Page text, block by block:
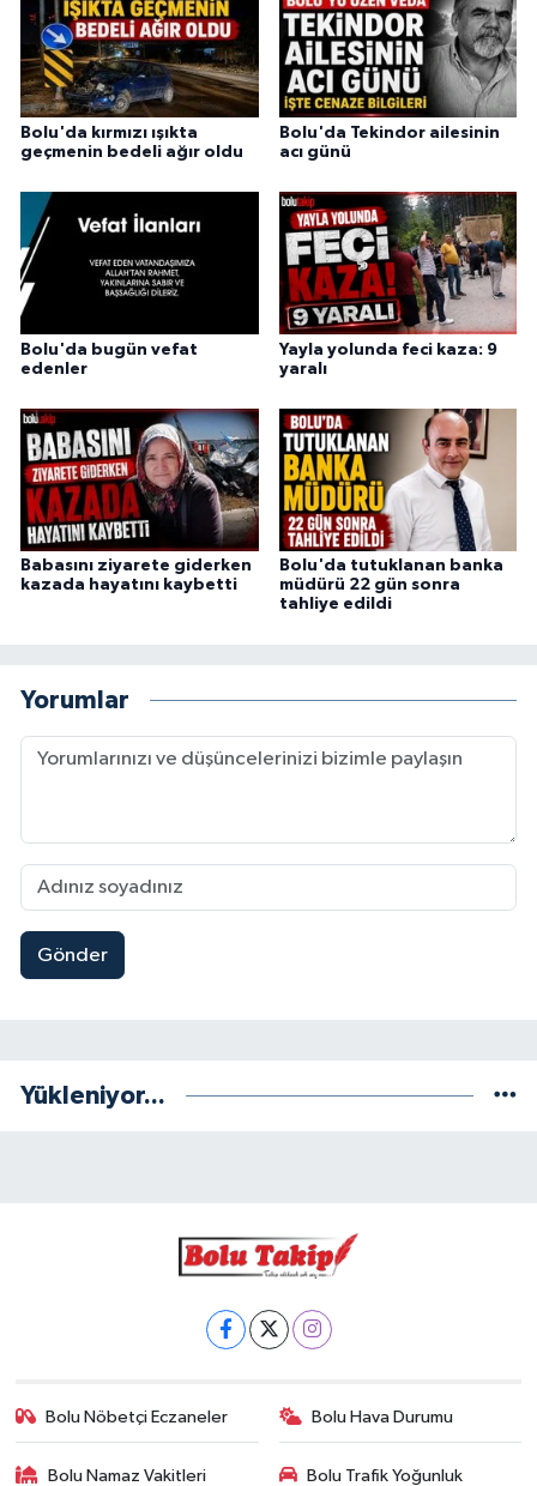
Bolu'da kırmızı ışıkta
geçmenin bedeli ağır oldu
Bolu'da Tekindor ailesinin
acı günü
Bolu'da bugün vefat
edenler
Yayla yolunda feci kaza: 9
yaralı
Babasını ziyarete giderken
kazada hayatını kaybetti
Bolu'da tutuklanan banka
müdürü 22 gün sonra
tahliye edildi
Yorumlar
Gönder
Yükleniyor...
Bolu Nöbetçi Eczaneler Bolu Hava Durumu
Bolu Namaz Vakitleri
Bolu Trafik Yoğunluk